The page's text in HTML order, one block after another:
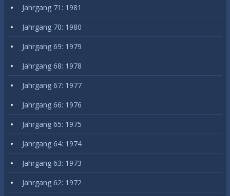
Jahrgang 71: 1981
Jahrgang 70: 1980
Jahrgang 69: 1979
Jahrgang 68: 1978
Jahrgang 67: 1977
Jahrgang 66: 1976
Jahrgang 65: 1975
Jahrgang 64: 1974
Jahrgang 63: 1973
Jahrgang 62: 1972